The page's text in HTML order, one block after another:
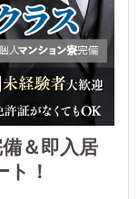
＆即入居
！